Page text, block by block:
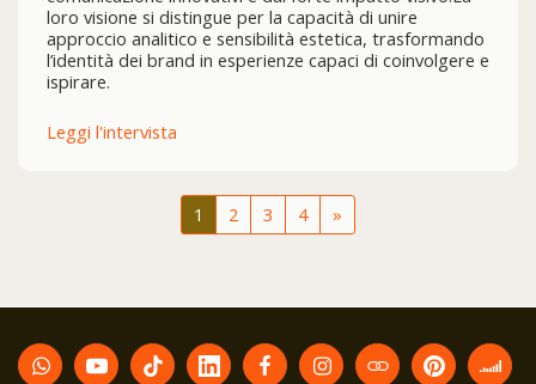
loro visione si distingue per la capacità di unire
approccio analitico e sensibilità estetica, trasformando
l’identità dei brand in esperienze capaci di coinvolgere e
ispirare.
Leggi l'intervista
1 2 3 4 »